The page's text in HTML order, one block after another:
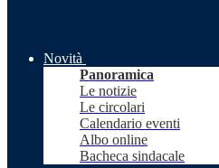
Novità
Panoramica
Le notizie
Le circolari
Calendario eventi
Albo online
Bacheca sindacale